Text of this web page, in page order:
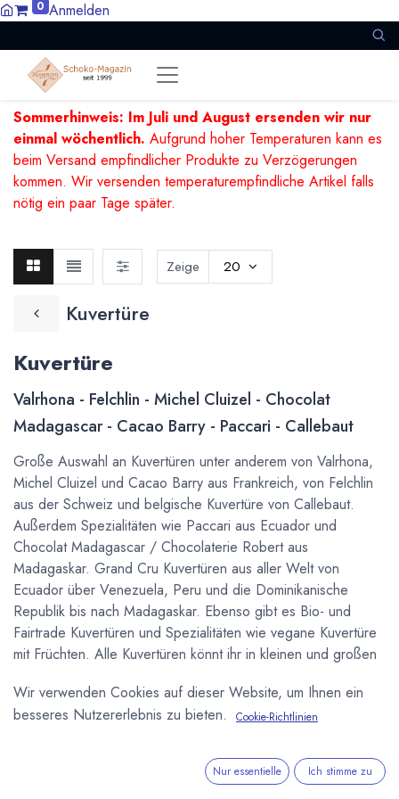
0 Anmelden
Sommerhinweis: Im Juli und August ersenden wir nur
einmal wöchentlich. Aufgrund hoher Temperaturen kann es
beim Versand empfindlicher Produkte zu Verzögerungen
kommen. Wir versenden temperaturempfindliche Artikel falls
nötig ein paar Tage später.
Kuvertüre
Zeige 20
Kuvertüre
Valrhona - Felchlin - Michel Cluizel - Chocolat
Madagascar - Cacao Barry - Paccari - Callebaut
Große Auswahl an Kuvertüren unter anderem von Valrhona,
Michel Cluizel und Cacao Barry aus Frankreich, von Felchlin
aus der Schweiz und belgische Kuvertüre von Callebaut.
Außerdem Spezialitäten wie Paccari aus Ecuador und
Chocolat Madagascar / Chocolaterie Robert aus
Madagaskar. Grand Cru Kuvertüren aus aller Welt von
Ecuador über Venezuela, Peru und die Dominikanische
Republik bis nach Madagaskar. Ebenso gibt es Bio- und
Fairtrade Kuvertüren und Spezialitäten wie vegane Kuvertüre
mit Früchten. Alle Kuvertüren könnt ihr in kleinen und großen
machen, oder für Gastronomie und
Schokoladenmanufakturen auch über unserenB2B
Wir verwenden Cookies auf dieser Website, um Ihnen ein
besseres Nutzererlebnis zu bieten.
Cookie-Richtlinien
Nur essentielle Ich stimme zu